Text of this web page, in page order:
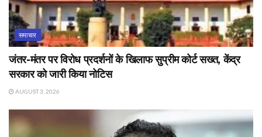
समाचार
जंतर-मंतर पर विरोध प्रदर्शनों के खिलाफ सुप्रीम कोर्ट सख्त, केंद्र
सरकार को जारी किया नोटिस
AUGUST 3, 2026